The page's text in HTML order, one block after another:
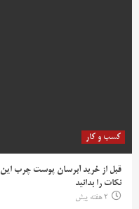
کسب و کار
قبل از خرید آبرسان پوست چرب این
نکات را بدانید
2 هفته پیش